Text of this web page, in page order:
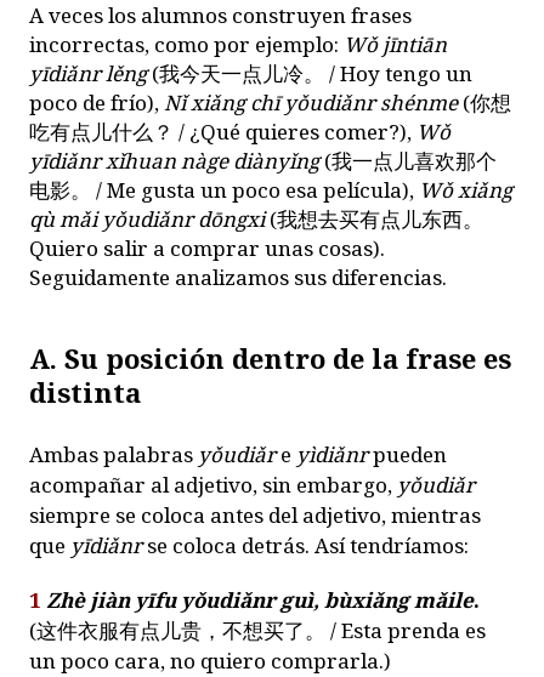
A veces los alumnos construyen frases
incorrectas, como por ejemplo: Wǒ jīntiān
yīdiǎnr lěng (我今天一点儿冷。
/ Hoy tengo un
poco de frío),Nǐ xiǎng chī yǒudiǎnr shénme (你想
吃有点儿什么？ / ¿Qué quieres comer?), Wǒ
yīdiǎnr xǐhuan nàge diànyǐng (我一点儿喜欢那个
电影。
/ Me gusta un poco esa película), Wǒ xiǎng
qù mǎi yǒudiǎnr dōngxi(我想去买有点儿东西。
Quiero salir a comprar unas cosas).
Seguidamente analizamos sus diferencias.
A. Su posición dentro de la frase es
distinta
Ambas palabras yǒudiǎre yìdiǎnrpueden
acompañar al adjetivo, sin embargo, yǒudiǎr
siempre se coloca antes del adjetivo, mientras
que yīdiǎnrse coloca detrás. Así tendríamos:
1 Zhè jiàn yīfu yǒudiǎnr guì, bùxiǎng mǎile.
(这件衣服有点儿贵，不想买了。
/ Esta prenda es
un poco cara, no quiero comprarla.)